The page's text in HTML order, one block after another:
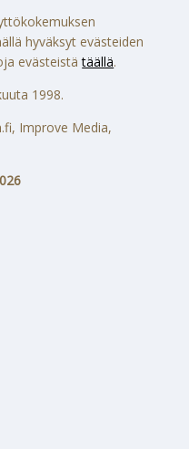
hyväksyt evästeiden
evästeistätäällä.
1998.
Improve Media,